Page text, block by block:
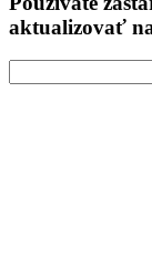
aktualizovať